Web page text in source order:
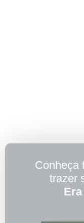
Conheça
trazer